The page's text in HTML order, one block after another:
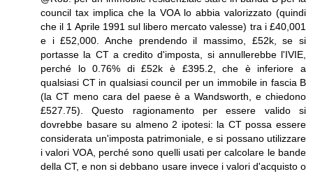
council tax implica che la VOA lo abbia valorizzato (quindi
che il 1 Aprile 1991 sul libero mercato valesse) tra i £40,001
e i £52,000. Anche prendendo il massimo, £52k, se si
portasse la CT a credito d'imposta, si annullerebbe l'IVIE,
perché lo 0.76% di £52k è £395.2, che è inferiore a
qualsiasi CT in qualsiasi council per un immobile in fascia B
(la CT meno cara del paese è a Wandsworth, e chiedono
£527.75). Questo ragionamento per essere valido si
dovrebbe basare su almeno 2 ipotesi: la CT possa essere
considerata un'imposta patrimoniale, e si possano utilizzare
i valori VOA, perché sono quelli usati per calcolare le bande
della CT, e non si debbano usare invece i valori d'acquisto o